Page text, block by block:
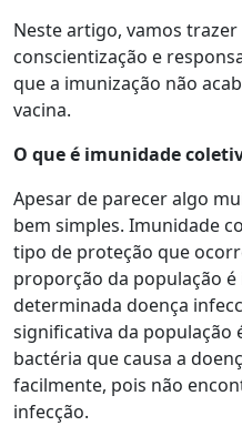
Neste artigo, vamos
conscientização e
que a imunização não
vacina.
O que é imunidade
Apesar de parecer algo
bem simples. Imunidade
tipo de proteção que
proporção da população
determinada doença
significativa da população
bactéria que causa a
facilmente, pois não
infecção.